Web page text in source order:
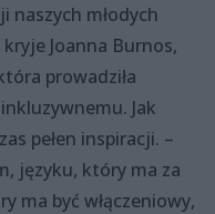
naszych młodych
Joanna Burnos,
prowadziła
Jak
pełen inspiracji. –
języku, który ma za
ma być włączeniowy,